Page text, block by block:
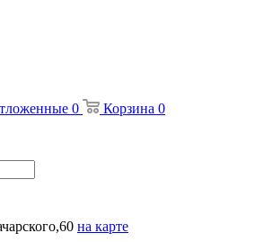
0 Корзина 0
на карте